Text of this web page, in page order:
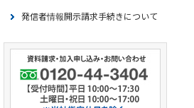
発信者情報開示請求手続きについて